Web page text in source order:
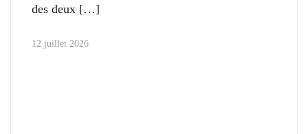
des deux
12 juillet 2026